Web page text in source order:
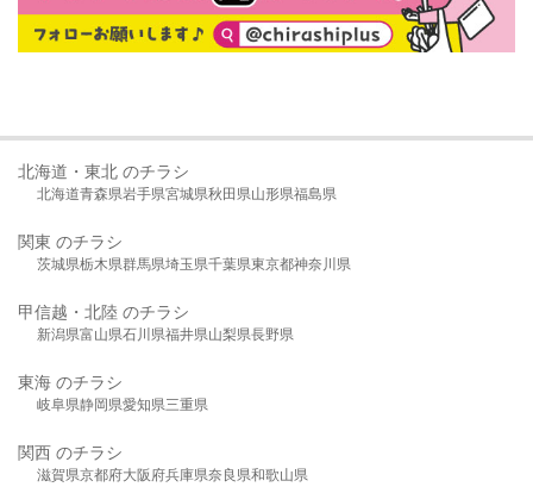
北海道・東北 のチラシ
北海道青森県岩手県宮城県秋田県山形県福島県
関東 のチラシ
茨城県栃木県群馬県埼玉県千葉県東京都神奈川県
甲信越・北陸 のチラシ
新潟県富山県石川県福井県山梨県長野県
東海 のチラシ
岐阜県静岡県愛知県三重県
関西 のチラシ
滋賀県京都府大阪府兵庫県奈良県和歌山県